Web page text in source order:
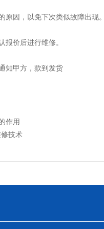
因，以免下次类似故障出现
价后进行维修。
知甲方，款到发货
作用
技术